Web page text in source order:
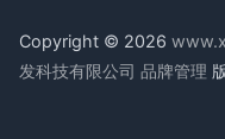
Copyright © 2026
发科技有限公司 品牌管理